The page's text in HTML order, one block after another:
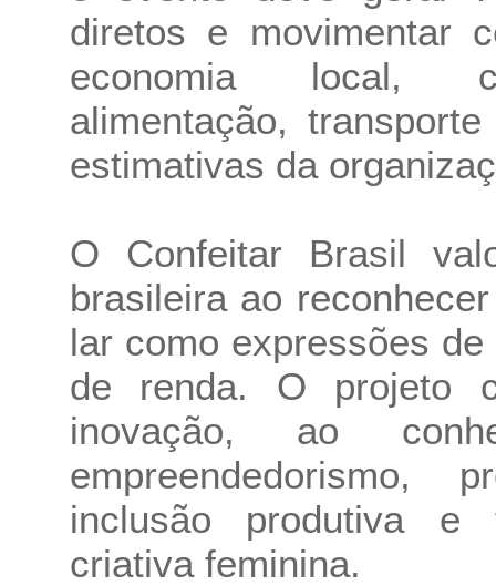
diretos e movimentar
economia local,
alimentação,
estimativas da
O Confeitar Brasil
brasileira ao
lar como expressões
de renda. O projeto
inovação, ao
empreendedorismo,
inclusão produtiva e
criativa feminina.